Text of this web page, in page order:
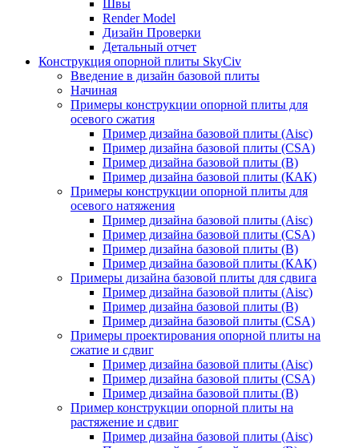
Швы
Render Model
Дизайн Проверки
Детальный отчет
Конструкция опорной плиты SkyCiv
Введение в дизайн базовой плиты
Начиная
Примеры конструкции опорной плиты для
осевого сжатия
Пример дизайна базовой плиты (Aisc)
Пример дизайна базовой плиты (CSA)
Пример дизайна базовой плиты (В)
Пример дизайна базовой плиты (КАК)
Примеры конструкции опорной плиты для
осевого натяжения
Пример дизайна базовой плиты (Aisc)
Пример дизайна базовой плиты (CSA)
Пример дизайна базовой плиты (В)
Пример дизайна базовой плиты (КАК)
Примеры дизайна базовой плиты для сдвига
Пример дизайна базовой плиты (Aisc)
Пример дизайна базовой плиты (В)
Пример дизайна базовой плиты (CSA)
Примеры проектирования опорной плиты на
сжатие и сдвиг
Пример дизайна базовой плиты (Aisc)
Пример дизайна базовой плиты (CSA)
Пример дизайна базовой плиты (В)
Пример конструкции опорной плиты на
растяжение и сдвиг
Пример дизайна базовой плиты (Aisc)